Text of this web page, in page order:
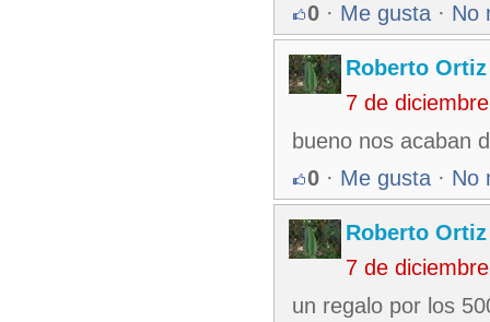
0 · Me gusta · No
Roberto Ortiz
7 de
bueno nos acaban
0 · Me gusta · No
Roberto Ortiz
7 de
un regalo por los